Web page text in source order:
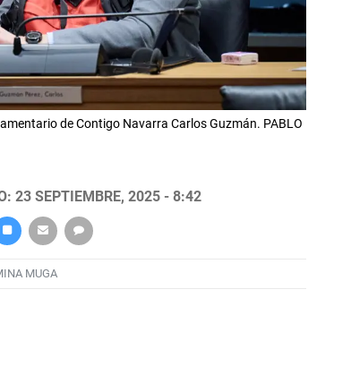
de Contigo Navarra Carlos Guzmán. PABLO
23 SEPTIEMBRE, 2025 - 8:42
MUGA